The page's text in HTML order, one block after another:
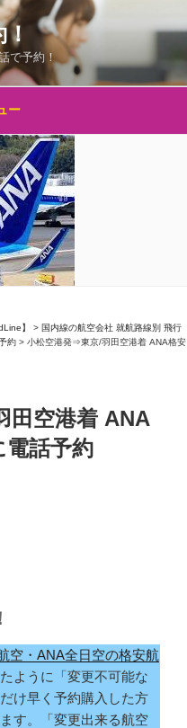
で予約！
ー
】 > 国内線の航空会社 就航路線別 飛行
約 > 小松空港発⇒東京/羽田空港着 ANA格安
田空港着 ANA
電話予約
空・ANA全日空の格安航
ように「変更不可能な
け早く予約購入した方
す。「変更出来る航空